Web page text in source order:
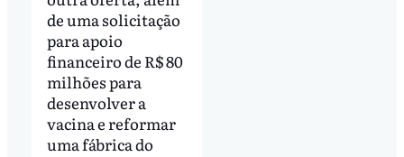
de uma solicitação
para apoio
financeiro de R$ 80
milhões para
desenvolver a
vacina e reformar
uma fábrica do